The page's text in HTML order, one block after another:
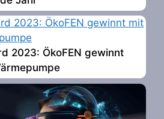
2023: ÖkoFEN gewinnt